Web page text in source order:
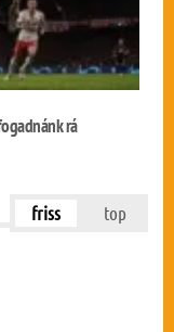
rá
friss top